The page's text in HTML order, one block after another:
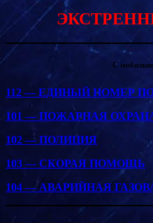
С
112 — ЕДИНЫЙ НОМЕР
101 — ПОЖАРНАЯ
102 — ПОЛИЦИЯ
103 — СКОРАЯ ПОМОЩЬ
104 — АВАРИЙНАЯ